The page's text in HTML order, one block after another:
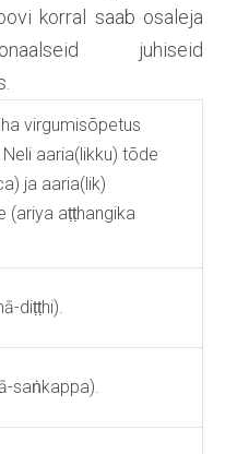
korral saab osaleja
juhiseid
virgumisõpetus
aaria(likku) tõde
ja aaria(lik)
(ariya aṭṭhangika
diṭṭhi).
saṅkappa).